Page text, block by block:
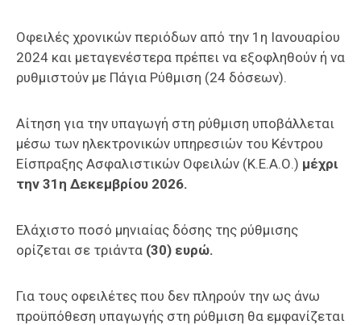
Οφειλές χρονικών περιόδων από την 1η Ιανουαρίου
2024 και μεταγενέστερα πρέπει να εξοφληθούν ή να
ρυθμιστούν με Πάγια Ρύθμιση (24 δόσεων).
Αίτηση για την υπαγωγή στη ρύθμιση υποβάλλεται
μέσω των ηλεκτρονικών υπηρεσιών του Κέντρου
Είσπραξης Ασφαλιστικών Οφειλών (Κ.Ε.Α.Ο.) μέχρι
την 31η Δεκεμβρίου 2026.
Ελάχιστο ποσό μηνιαίας δόσης της ρύθμισης
ορίζεται σε τριάντα (30) ευρώ.
Για τους οφειλέτες που δεν πληρούν την ως άνω
προϋπόθεση υπαγωγής στη ρύθμιση θα εμφανίζεται